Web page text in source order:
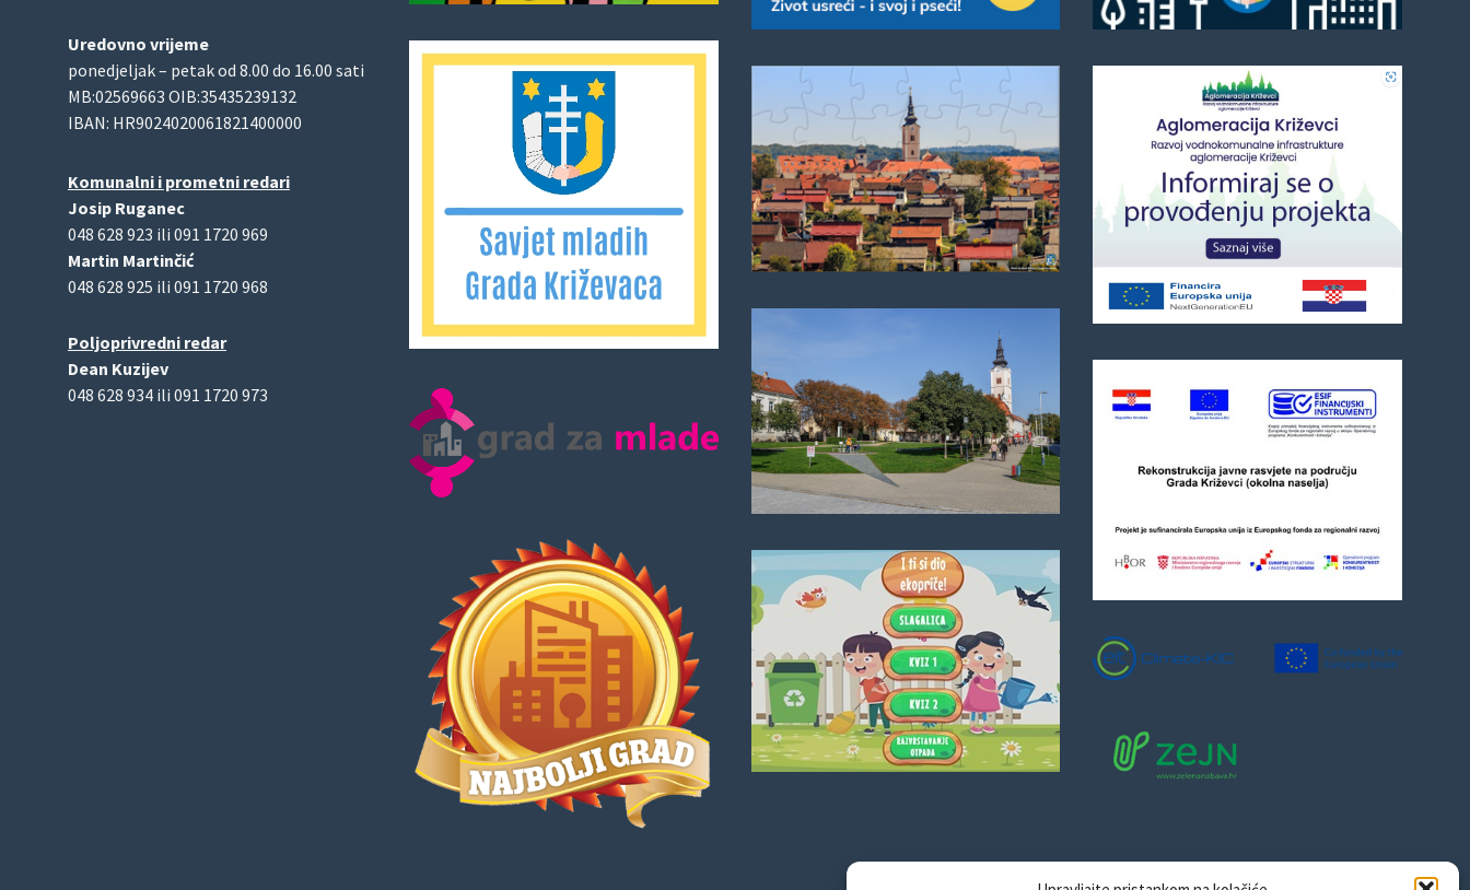
Uredovno vrijeme
ponedjeljak – petak od 8.00 do 16.00 sati
MB:02569663 OIB:35435239132
IBAN: HR9024020061821400000
Komunalni i prometni redari
Josip Ruganec
048 628 923 ili 091 1720 969
Martin Martinčić
048 628 925 ili 091 1720 968
Poljoprivredni redar
Dean Kuzijev
048 628 934 ili 091 1720 973